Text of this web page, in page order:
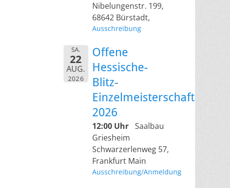
Nibelungenstr. 199,
68642 Bürstadt,
Ausschreibung
SA.
22
AUG.
2026
Offene
Hessische-
Blitz-
Einzelmeisterschaft
2026
12:00 Uhr Saalbau
Griesheim
Schwarzerlenweg 57,
Frankfurt Main
Ausschreibung/Anmeldung